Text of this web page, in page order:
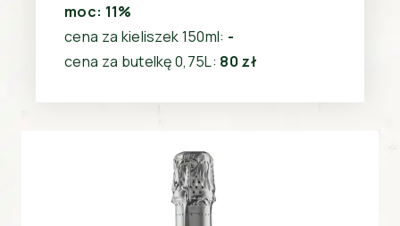
moc: 11%
cena za kieliszek 150ml: -
cena za butelkę 0,75L: 80 zł